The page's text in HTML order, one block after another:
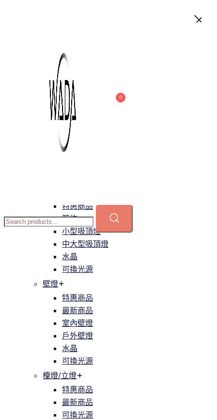
0
吊燈
特惠商品
小型吊燈
中大型吊燈
長形吊燈
特惠商品
簡約
小型吸頂燈
中大型吸頂燈
水晶
可換光源
壁燈
特惠商品
最新商品
室內壁燈
戶外壁燈
水晶
可換光源
檯燈/立燈
特惠商品
最新商品
可換光源